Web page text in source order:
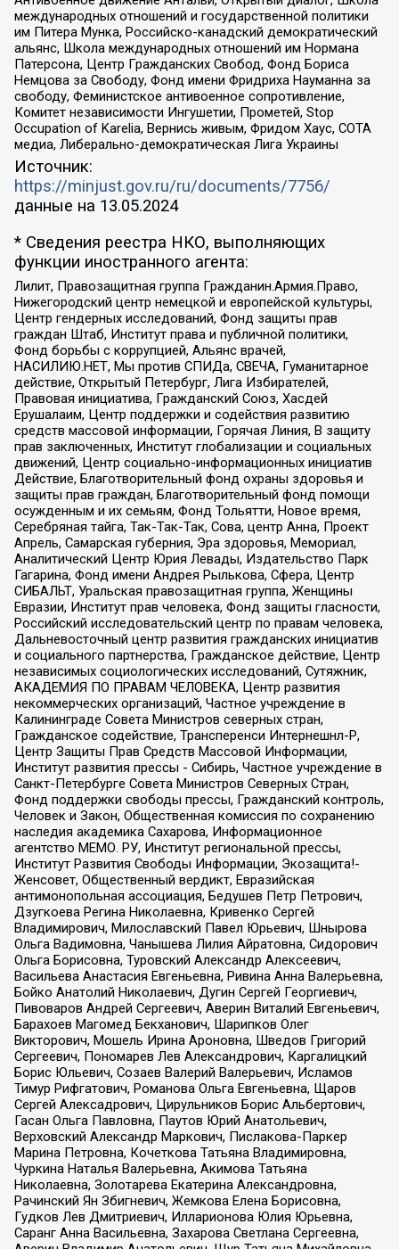
международных отношений и государственной политики
им Питера Мунка, Российско-канадский демократический
альянс, Школа международных отношений им Нормана
Патерсона, Центр Гражданских Свобод, Фонд Бориса
Немцова за Свободу, Фонд имени Фридриха Науманна за
свободу, Феминистское антивоенное сопротивление,
Комитет независимости Ингушетии, Прометей, Stop
Occupation of Karelia, Вернись живым, Фридом Хаус, СОТА
медиа, Либерально-демократическая Лига Украины
Источник:
https://minjust.gov.ru/ru/documents/7756/
данные на 13.05.2024
* Сведения реестра НКО, выполняющих
функции иностранного агента:
Лилит, Правозащитная группа Гражданин.Армия.Право,
Нижегородский центр немецкой и европейской культуры,
Центр гендерных исследований, Фонд защиты прав
граждан Штаб, Институт права и публичной политики,
Фонд борьбы с коррупцией, Альянс врачей,
НАСИЛИЮ.НЕТ, Мы против СПИДа, СВЕЧА, Гуманитарное
действие, Открытый Петербург, Лига Избирателей,
Правовая инициатива, Гражданский Союз, Хасдей
Ерушалаим, Центр поддержки и содействия развитию
средств массовой информации, Горячая Линия, В защиту
прав заключенных, Институт глобализации и социальных
движений, Центр социально-информационных инициатив
Действие, Благотворительный фонд охраны здоровья и
защиты прав граждан, Благотворительный фонд помощи
осужденным и их семьям, Фонд Тольятти, Новое время,
Серебряная тайга, Так-Так-Так, Сова, центр Анна, Проект
Апрель, Самарская губерния, Эра здоровья, Мемориал,
Аналитический Центр Юрия Левады, Издательство Парк
Гагарина, Фонд имени Андрея Рылькова, Сфера, Центр
СИБАЛЬТ, Уральская правозащитная группа, Женщины
Евразии, Институт прав человека, Фонд защиты гласности,
Российский исследовательский центр по правам человека,
Дальневосточный центр развития гражданских инициатив
и социального партнерства, Гражданское действие, Центр
независимых социологических исследований, Сутяжник,
АКАДЕМИЯ ПО ПРАВАМ ЧЕЛОВЕКА, Центр развития
некоммерческих организаций, Частное учреждение в
Калининграде Совета Министров северных стран,
Гражданское содействие, Трансперенси Интернешнл-Р,
Центр Защиты Прав Средств Массовой Информации,
Институт развития прессы - Сибирь, Частное учреждение в
Санкт-Петербурге Совета Министров Северных Стран,
Фонд поддержки свободы прессы, Гражданский контроль,
Человек и Закон, Общественная комиссия по сохранению
наследия академика Сахарова, Информационное
агентство МЕМО. РУ, Институт региональной прессы,
Институт Развития Свободы Информации, Экозащита!-
Женсовет, Общественный вердикт, Евразийская
антимонопольная ассоциация, Бедушев Петр Петрович,
Дзугкоева Регина Николаевна, Кривенко Сергей
Владимирович, Милославский Павел Юрьевич, Шнырова
Ольга Вадимовна, Чанышева Лилия Айратовна, Сидорович
Ольга Борисовна, Туровский Александр Алексеевич,
Васильева Анастасия Евгеньевна, Ривина Анна Валерьевна,
Бойко Анатолий Николаевич, Дугин Сергей Георгиевич,
Пивоваров Андрей Сергеевич, Аверин Виталий Евгеньевич,
Барахоев Магомед Бекханович, Шарипков Олег
Викторович, Мошель Ирина Ароновна, Шведов Григорий
Сергеевич, Пономарев Лев Александрович, Каргалицкий
Борис Юльевич, Созаев Валерий Валерьевич, Исламов
Тимур Рифгатович, Романова Ольга Евгеньевна, Щаров
Сергей Алексадрович, Цирульников Борис Альбертович,
Гасан Ольга Павловна, Паутов Юрий Анатольевич,
Верховский Александр Маркович, Пислакова-Паркер
Марина Петровна, Кочеткова Татьяна Владимировна,
Чуркина Наталья Валерьевна, Акимова Татьяна
Николаевна, Золотарева Екатерина Александровна,
Рачинский Ян Збигневич, Жемкова Елена Борисовна,
Гудков Лев Дмитриевич, Илларионова Юлия Юрьевна,
Саранг Анна Васильевна, Захарова Светлана Сергеевна,